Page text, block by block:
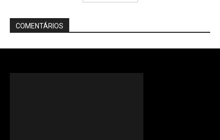
COMENTÁRIOS